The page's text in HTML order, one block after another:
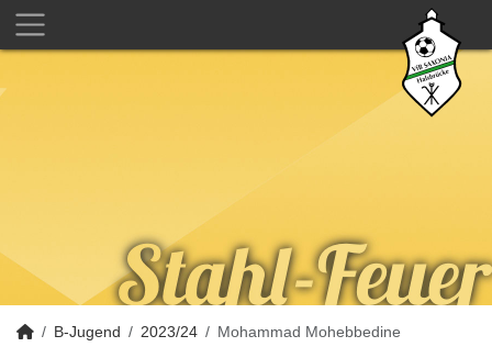
B-Jugend 2023/24 Mohammad Mohebbedine